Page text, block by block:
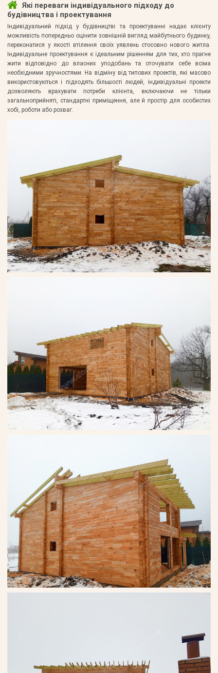
Які переваги індивідуального підходу до
будівництва і проектування
Індивідуальний підхід у будівництві та проектуванні надає клієнту
можливість попередньо оцінити зовнішній вигляд майбутнього будинку,
переконатися у якості втілення своїх уявлень стосовно нового житла.
Індивідуальне проектування є ідеальним рішенням для тих, хто прагне
жити відповідно до власних уподобань та оточувати себе всіма
необхідними зручностями. На відміну від типових проектів, які масово
використовуються і підходять більшості людей, індивідуальні проекти
дозволяють врахувати потреби клієнта, включаючи не тільки
загальноприйняті, стандартні приміщення, але й простір для особистих
хобі, роботи або розваг.